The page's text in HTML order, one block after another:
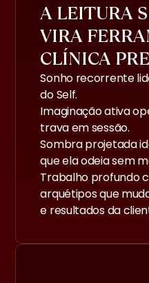
A LEITURA
VIRA
CLÍNICA
Sonho recorrente
do Self.
Imaginação ativa
trava em sessão.
Sombra projetada
que ela odeia sem
Trabalho profundo
arquétipos que
e resultados da